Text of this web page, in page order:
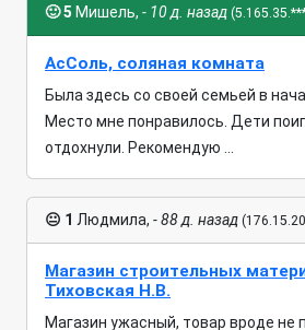
🙂5 Мишель, - 10 д. назад
АсСоль, соляная комната
Была здесь со своей семьей в
Место мне понравилось. Дети
отдохнули. Рекомендую ...
😐 1 Людмила, - 88 д. назад
Магазин строительных
Тиховская Н.В.
Магазин ужасный, товар вроде не